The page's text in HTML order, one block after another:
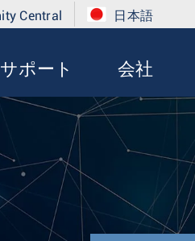
Central 日本語
サポート 会社